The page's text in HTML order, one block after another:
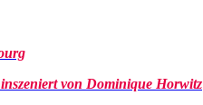
von Dominique Horwitz